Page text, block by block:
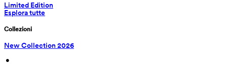
Limited Edition
Esplora tutte
Collezioni
New Collection 2026
•